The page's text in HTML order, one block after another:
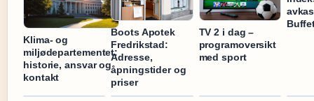
Klima- og
miljødepartementet:
historie, ansvar og
kontakt
Boots Apotek
Fredrikstad:
Adresse,
åpningstider og
priser
TV 2 i dag –
programoversikt
med sport